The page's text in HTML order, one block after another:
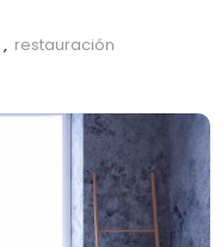
, restauración